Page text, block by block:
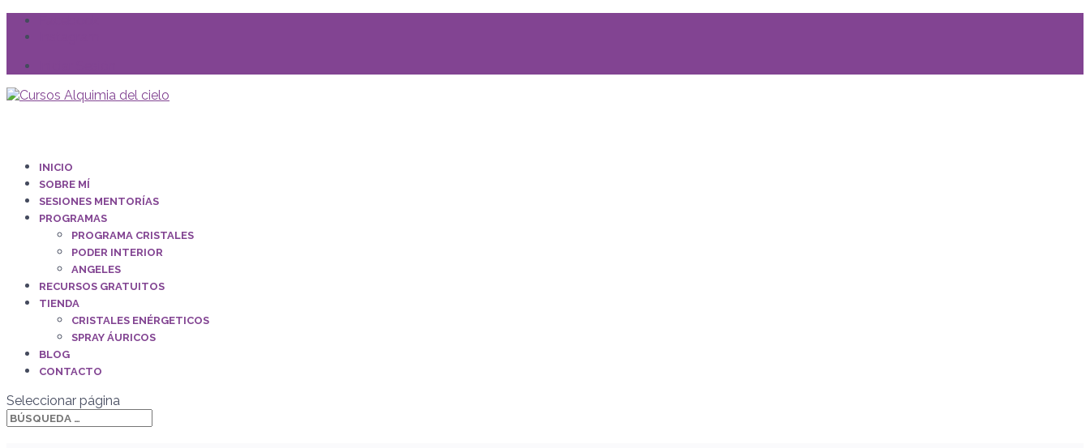
INICIO
SOBRE MÍ
SESIONES MENTORÍAS
PROGRAMAS
PROGRAMA CRISTALES
PODER INTERIOR
ANGELES
RECURSOS GRATUITOS
TIENDA
CRISTALES ENÉRGETICOS
SPRAY ÁURICOS
BLOG
CONTACTO
Seleccionar página